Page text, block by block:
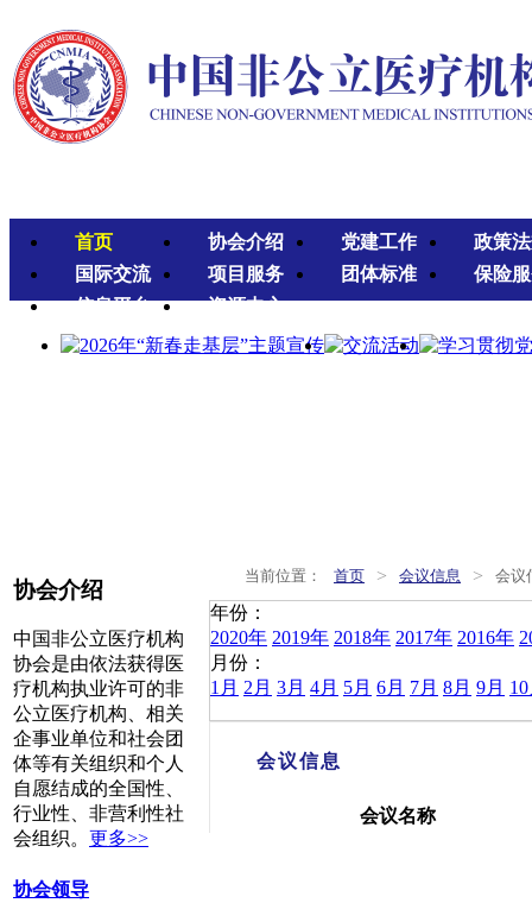
首页 协会介绍 党建工作
政策
国际交流
项目服务 团体标准
保险
信息平台
资源中心
协会介绍
中国非公立医疗机构
协会是由依法获得医
疗机构执业许可的非
公立医疗机构、相关
企事业单位和社会团
体等有关组织和个人
自愿结成的全国性、
行业性、非营利性社
会组织。 更多>>
协会领导
当前位置： 首页 > 会议信息 > 会议
年份：
2020年 2019年 2018年 2017年 2016年
月份：
1月 2月 3月 4月 5月 6月 7月 8月 9月
会议信息
会议名称